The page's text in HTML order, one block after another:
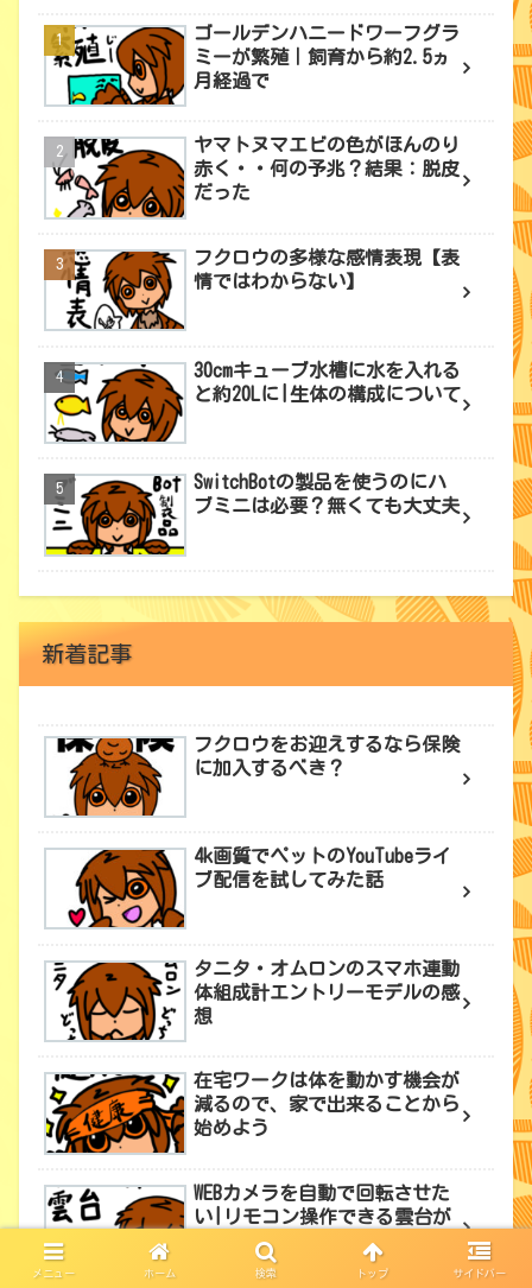
ゴールデンハニードワーフグラ
ミーが繁殖｜飼育から約2.5ヵ
月経過で
ヤマトヌマエビの色がほんのり
赤く・・何の予兆？結果：脱皮
だった
フクロウの多様な感情表現【表
情ではわからない】
30cmキューブ水槽に水を入れる
と約20Lに|生体の構成について
SwitchBotの製品を使うのにハ
ブミニは必要？無くても大丈夫
新着記事
フクロウをお迎えするなら保険
に加入するべき？
4k画質でペットのYouTubeライ
ブ配信を試してみた話
タニタ・オムロンのスマホ連動
体組成計エントリーモデルの感
想
在宅ワークは体を動かす機会が
減るので、家で出来ることから
始めよう
WEBカメラを自動で回転させた
い|リモコン操作できる雲台が
メニュー ホーム 検索 トップ サイドバー